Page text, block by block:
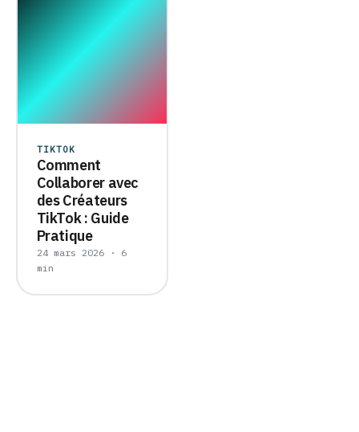
TIKTOK
Comment
Collaborer avec
des Créateurs
TikTok : Guide
Pratique
24 mars 2026 · 6
min